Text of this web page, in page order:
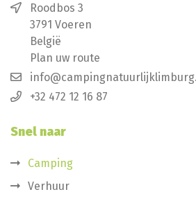
Roodbos 3
3791 Voeren
België
Plan uw route
+32 472 12 16 87
Snel naar
Camping
Verhuur